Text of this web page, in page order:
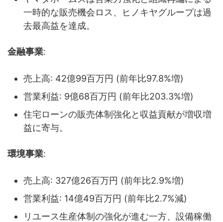
一時的な販売機会ロス、ヒノキヤグループは過
去最高益を達成。
金融事業:
売上高: 42億99百万円 (前年比97.8%増)
営業利益: 9億68百万円 (前年比203.3%増)
住宅ローンの販売体制強化と収益貢献が増収増
益に寄与。
環境事業:
売上高: 327億26百万円 (前年比2.9%増)
営業利益: 14億49百万円 (前年比2.7%減)
リユース生産体制の強化が進む一方、設備稼働